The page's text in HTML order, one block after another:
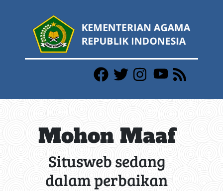
Mohon Maaf
Situsweb sedang
dalam perbaikan